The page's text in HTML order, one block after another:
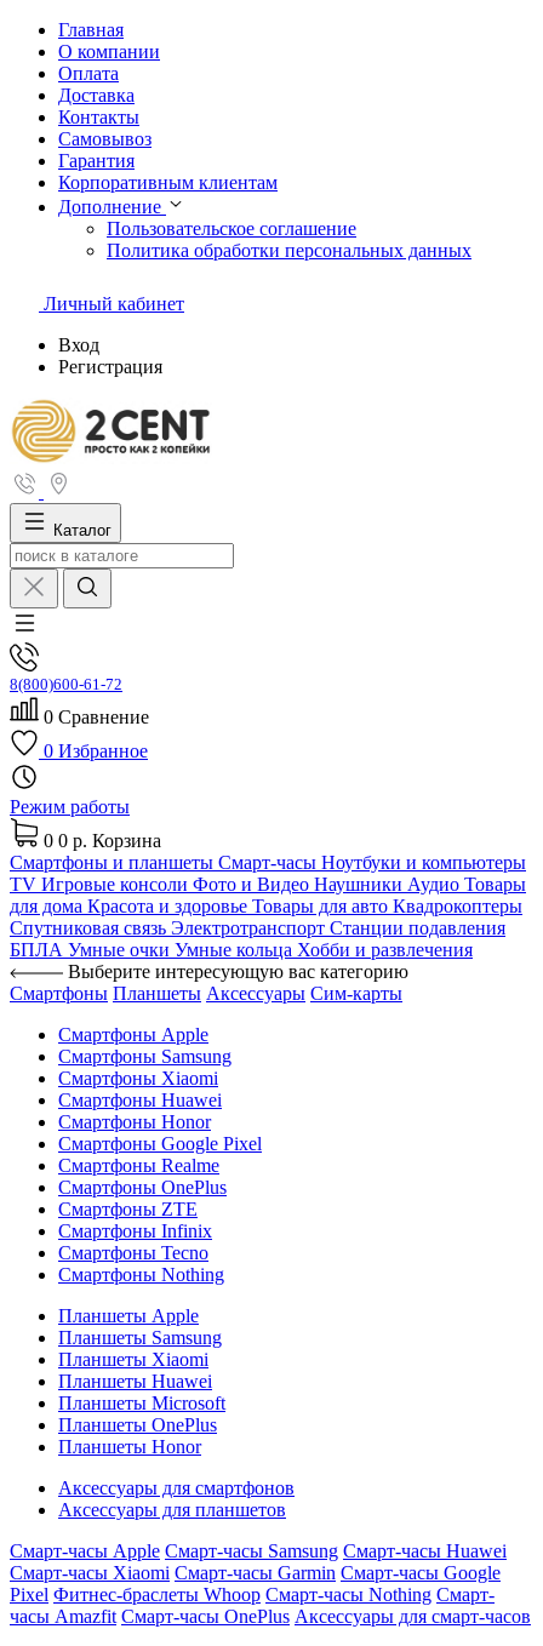
Главная
О компании
Оплата
Доставка
Контакты
Самовывоз
Гарантия
Корпоративным клиентам
Дополнение
Пользовательское соглашение
Политика обработки персональных данных
Личный кабинет
Вход
Регистрация
Каталог
8(800)600-61-72
0 Сравнение
0 Избранное
Режим работы
0 0 р. Корзина
Смартфоны и планшеты Смарт-часы Ноутбуки и компьютеры
TV Игровые консоли Фото и Видео Наушники Аудио Товары
для дома Красота и здоровье Товары для авто Квадрокоптеры
Спутниковая связь Электротранспорт Станции подавления
БПЛА Умные очки Умные кольца Хобби и развлечения
Выберите интересующую вас категорию
Смартфоны Планшеты Аксессуары Сим-карты
Смартфоны Apple
Смартфоны Samsung
Смартфоны Xiaomi
Смартфоны Huawei
Смартфоны Honor
Смартфоны Google Pixel
Смартфоны Realme
Смартфоны OnePlus
Смартфоны ZTE
Смартфоны Infinix
Смартфоны Tecno
Смартфоны Nothing
Планшеты Apple
Планшеты Samsung
Планшеты Xiaomi
Планшеты Huawei
Планшеты Microsoft
Планшеты OnePlus
Планшеты Honor
Аксессуары для смартфонов
Аксессуары для планшетов
Смарт-часы Apple Смарт-часы Samsung Смарт-часы Huawei
Смарт-часы Xiaomi Смарт-часы Garmin Смарт-часы Google
Pixel Фитнес-браслеты Whoop Смарт-часы Nothing Смарт-
часы Amazfit Смарт-часы OnePlus Аксессуары для смарт-часов